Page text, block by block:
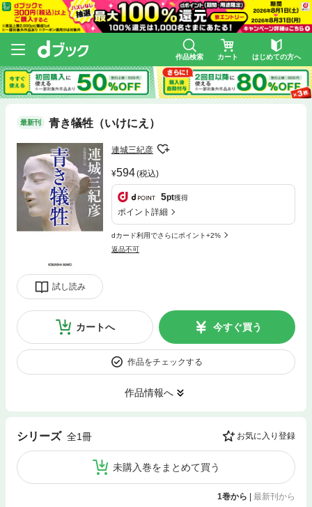
作品検索 カート はじめての方へ
最新刊 青き犠牲（いけにえ）
試し読み
連城三紀彦
594(税込)
5pt獲得
ポイント詳細
dカード利用でさらにポイント+2%
返品不可
カートへ 今すぐ買う
作品をチェックする
作品情報へ
シリーズ 全1冊 お気に入り登録
未購入巻をまとめて買う
1巻から | 最新刊から